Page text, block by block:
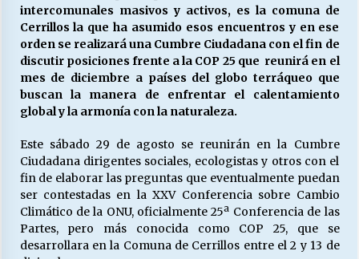
¿Qué habrían dicho?
23/06/2026
VOLVER A SER ALTERNATIVA
16/06/2026
MUNICIPALIDADES, HONORARIOS, DESPIDOS
28/05/2026
Releyendo la Rerum Novarum a 135 años. “La
cuestión social hoy”.
intercomunales masivos y activos, es la comuna de
Cerrillos la que ha asumido esos encuentros y en ese
orden se realizará una Cumbre Ciudadana con el fin de
discutir posiciones frente a la COP 25 que reunirá en el
mes de diciembre a países del globo terráqueo que
buscan la manera de enfrentar el calentamiento
global y la armonía con la naturaleza.
Este sábado 29 de agosto se reunirán en la Cumbre
Ciudadana dirigentes sociales, ecologistas y otros con el
fin de elaborar las preguntas que eventualmente puedan
ser contestadas en la XXV Conferencia sobre Cambio
Climático de la ONU, oficialmente 25ª Conferencia de las
Partes, pero más conocida como COP 25, que se
desarrollara en la Comuna de Cerrillos entre el 2 y 13 de